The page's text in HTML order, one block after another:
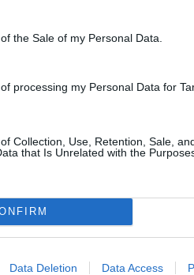
the Sale of my Personal Data.
processing my Personal Data for
Collection, Use, Retention, Sale,
that Is Unrelated with the
Data Deletion Data Access
τη ζωή